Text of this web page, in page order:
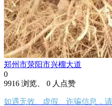
郑州市荥阳市兴榴大道
0
9916 浏览、 0 人点赞
如遇无效、虚假、诈骗信息，